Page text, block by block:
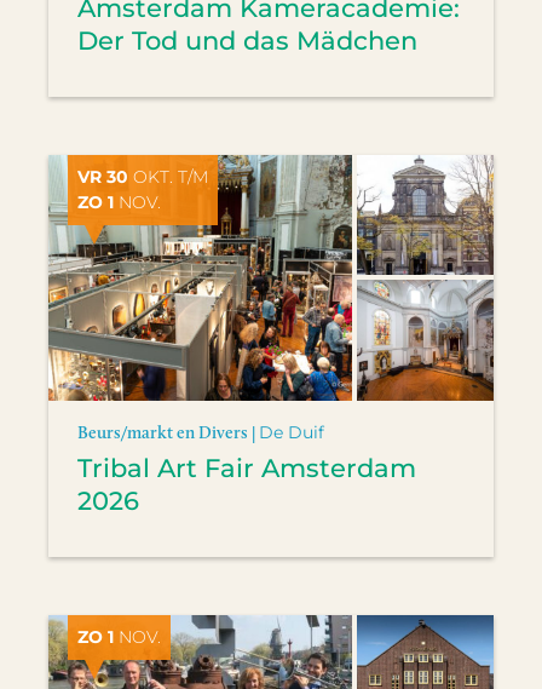
Amsterdam Kameracademie:
Der Tod und das Mädchen
VR 30 OKT. T/M
ZO 1 NOV.
Beurs/markt en Divers | De Duif
Tribal Art Fair Amsterdam
2026
ZO 1 NOV.